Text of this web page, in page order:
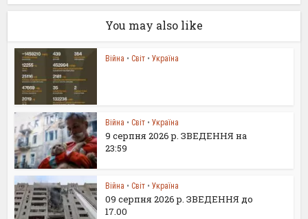
You may also like
Війна • Світ • Україна
Війна • Світ • Україна
9 серпня 2026 р. ЗВЕДЕННЯ на
23:59
Війна • Світ • Україна
09 серпня 2026 р. ЗВЕДЕННЯ до
17.00